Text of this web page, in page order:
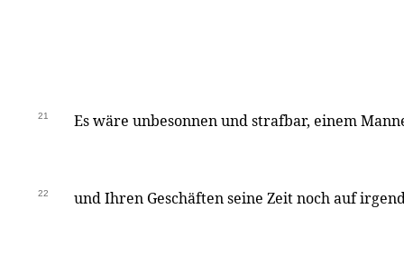
21 Es wäre unbesonnen und strafbar, einem
22 und Ihren Geschäften seine Zeit noch auf